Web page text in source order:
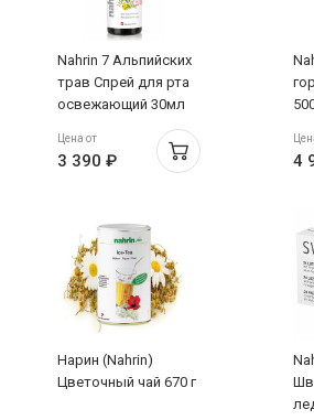
Nahrin 7 Альпийских
трав Спрей для рта
освежающий 30мл
Цена от
3 390 ₽ 4
Нарин (Nahrin)
Цветочный чай 670 г